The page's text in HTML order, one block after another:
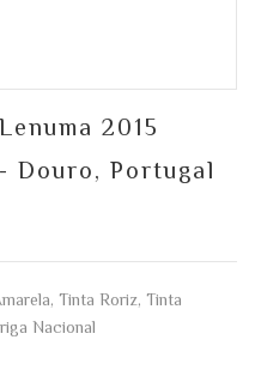
2015
Douro, Portugal
Tinta Roriz, Tinta
Nacional